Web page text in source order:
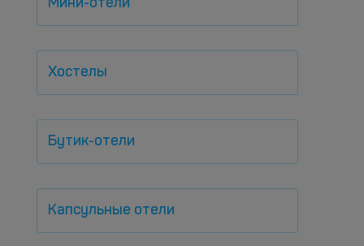
Мини-отели
Хостелы
Бутик-отели
Капсульные отели